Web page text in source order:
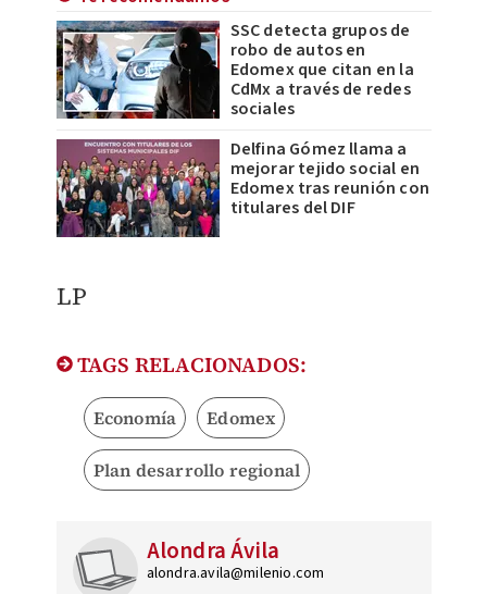
SSC detecta grupos de
robo de autos en
Edomex que citan en la
CdMx a través de redes
sociales
Delfina Gómez llama a
mejorar tejido social en
Edomex tras reunión con
titulares del DIF
LP
TAGS RELACIONADOS:
Economía Edomex
Plan desarrollo regional
Alondra Ávila
alondra.avila@milenio.com